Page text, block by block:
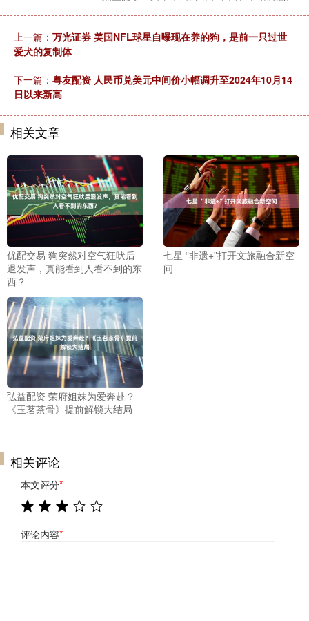
上一篇： 万光证券 美国NFL球星自曝现在养的狗，是前一只过世
爱犬的复制体
下一篇： 粤友配资 人民币兑美元中间价小幅调升至2024年10月14
日以来新高
相关文章
优配交易 狗突然对空气狂吠后
退发声，真能看到人看不到的东
西？
七星 “非遗+”打开文旅融合新空
间
弘益配资 荣府姐妹为爱奔赴？
《玉茗茶骨》提前解锁大结局
相关评论
本文评分*
评论内容*